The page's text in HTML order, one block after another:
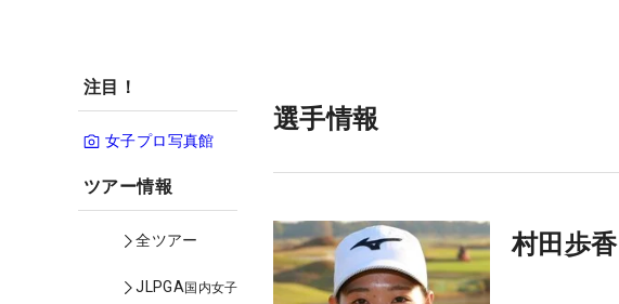
注目！
女子プロ写真館
ツアー情報
全ツアー
JLPGA国内女子
選手情報
村田歩香